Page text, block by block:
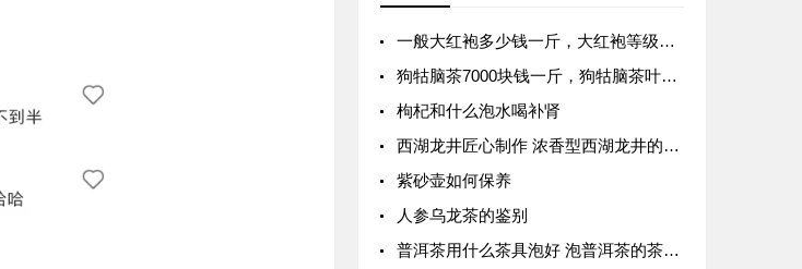
一般大红袍多少钱一斤，大红袍等级价格表
狗牯脑茶7000块钱一斤，狗牯脑茶叶价格表
枸杞和什么泡水喝补肾
西湖龙井匠心制作 浓香型西湖龙井的制作
紫砂壶如何保养
人参乌龙茶的鉴别
普洱茶用什么茶具泡好 泡普洱茶的茶具 泡普洱茶的方法